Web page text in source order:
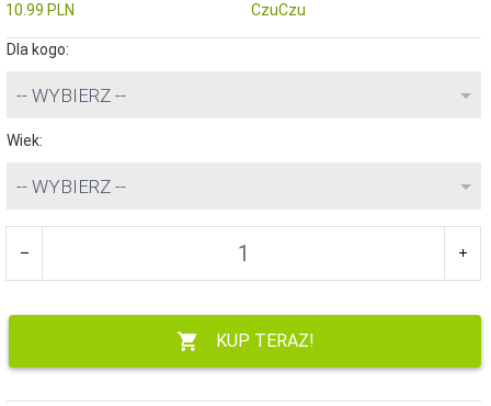
10.99 PLN
CzuCzu
Dla kogo:
-- WYBIERZ --
Wiek:
-- WYBIERZ --
KUP TERAZ!